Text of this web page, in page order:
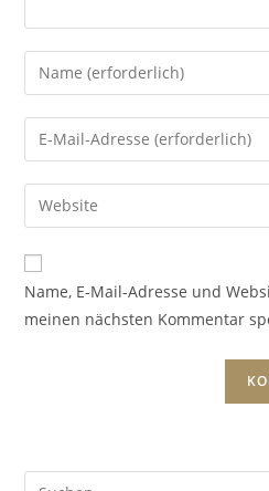
Name, E-Mail-Adresse und
meinen nächsten Kommentar